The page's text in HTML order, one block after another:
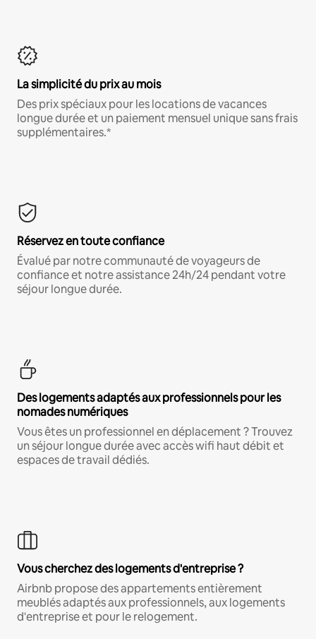
La simplicité du prix au mois
Des prix spéciaux pour les locations de vacances
longue durée et un paiement mensuel unique sans frais
supplémentaires.*
Réservez en toute confiance
Évalué par notre communauté de voyageurs de
confiance et notre assistance 24h/24 pendant votre
séjour longue durée.
Des logements adaptés aux professionnels pour les
nomades numériques
Vous êtes un professionnel en déplacement ? Trouvez
un séjour longue durée avec accès wifi haut débit et
espaces de travail dédiés.
Vous cherchez des logements d'entreprise ?
Airbnb propose des appartements entièrement
meublés adaptés aux professionnels, aux logements
d'entreprise et pour le relogement.